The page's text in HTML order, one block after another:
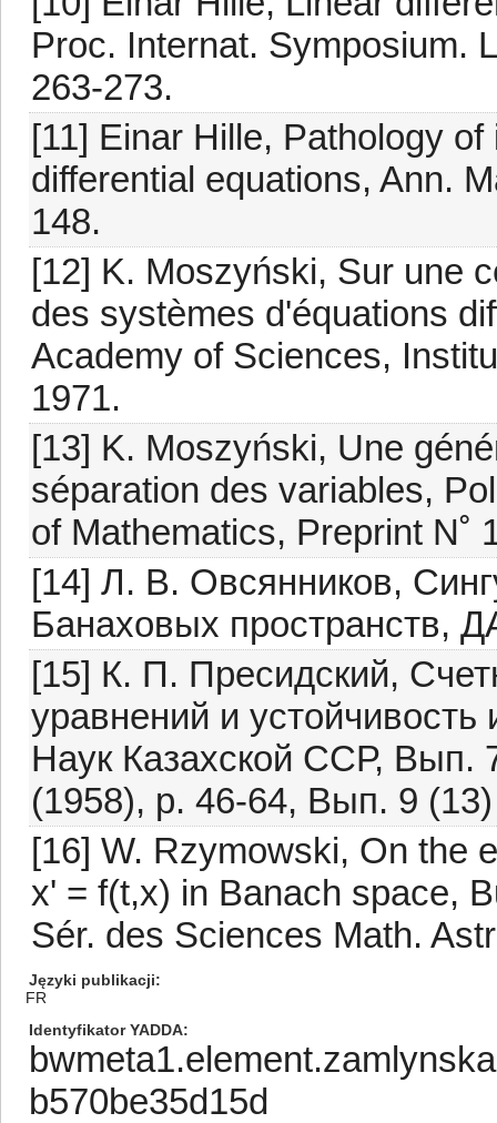
Proc. Internat. Symposium.
263-273.
[11] Einar Hille, Pathology
differential equations, Ann.
148.
[12] K. Moszyński, Sur une
des systèmes d'équations
Academy of Sciences,
1971.
[13] K. Moszyński, Une
séparation des variables,
of Mathematics, Preprint N˚
[14] Л. В. Овсянников,
Банаховых пространств,
[15] К. П. Пресидский,
уравнений и
Наук Казахской ССР, Вып.
(1958), p. 46-64, Вып. 9
[16] W. Rzymowski, On the
x' = f(t,x) in Banach space,
Sér. des Sciences Math.
Języki publikacji
FR
Identyfikator YADDA
b570be35d15d